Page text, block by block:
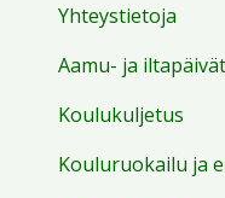
Yhteystietoja
Aamu- ja
Koulukuljetus
Kouluruokailu ja